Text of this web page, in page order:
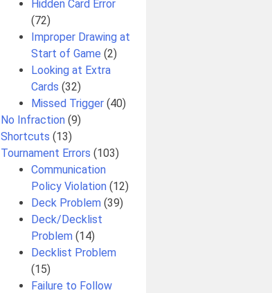
Hidden Card Error
(72)
Improper Drawing at
Start of Game (2)
Looking at Extra
Cards (32)
Missed Trigger (40)
No Infraction (9)
Shortcuts (13)
Tournament Errors (103)
Communication
Policy Violation (12)
Deck Problem (39)
Deck/Decklist
Problem (14)
Decklist Problem
(15)
Failure to Follow